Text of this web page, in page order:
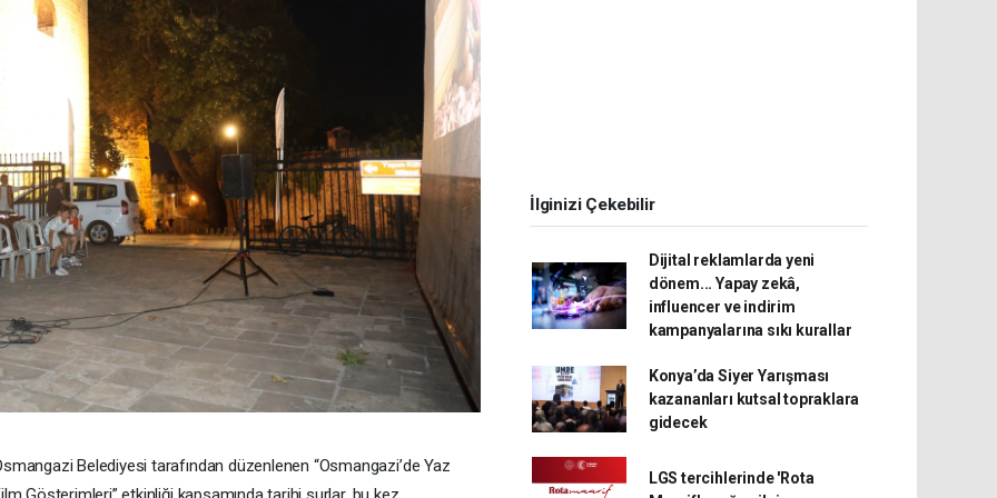
Belediyesi tarafından düzenlenen “Osmangazi’de Yaz
İlginizi Çekebilir
Dijital reklamlarda yeni
dönem... Yapay zekâ,
influencer ve indirim
kampanyalarına sıkı kurallar
Konya’da Siyer Yarışması
kazananları kutsal topraklara
gidecek
LGS tercihlerinde 'Rota